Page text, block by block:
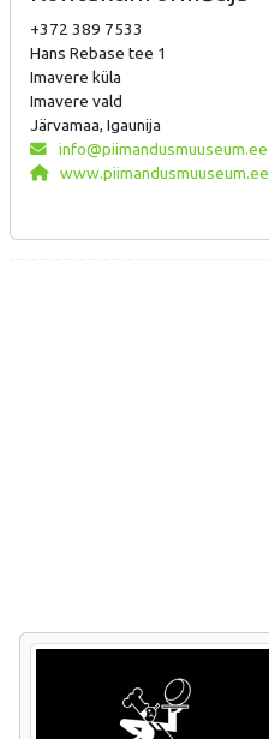
+372 389 7533
Hans Rebase tee 1
Imavere küla
Imavere vald
Järvamaa, Igaunija
info@piimandusmuuseum.ee
www.piimandusmuuseum.ee